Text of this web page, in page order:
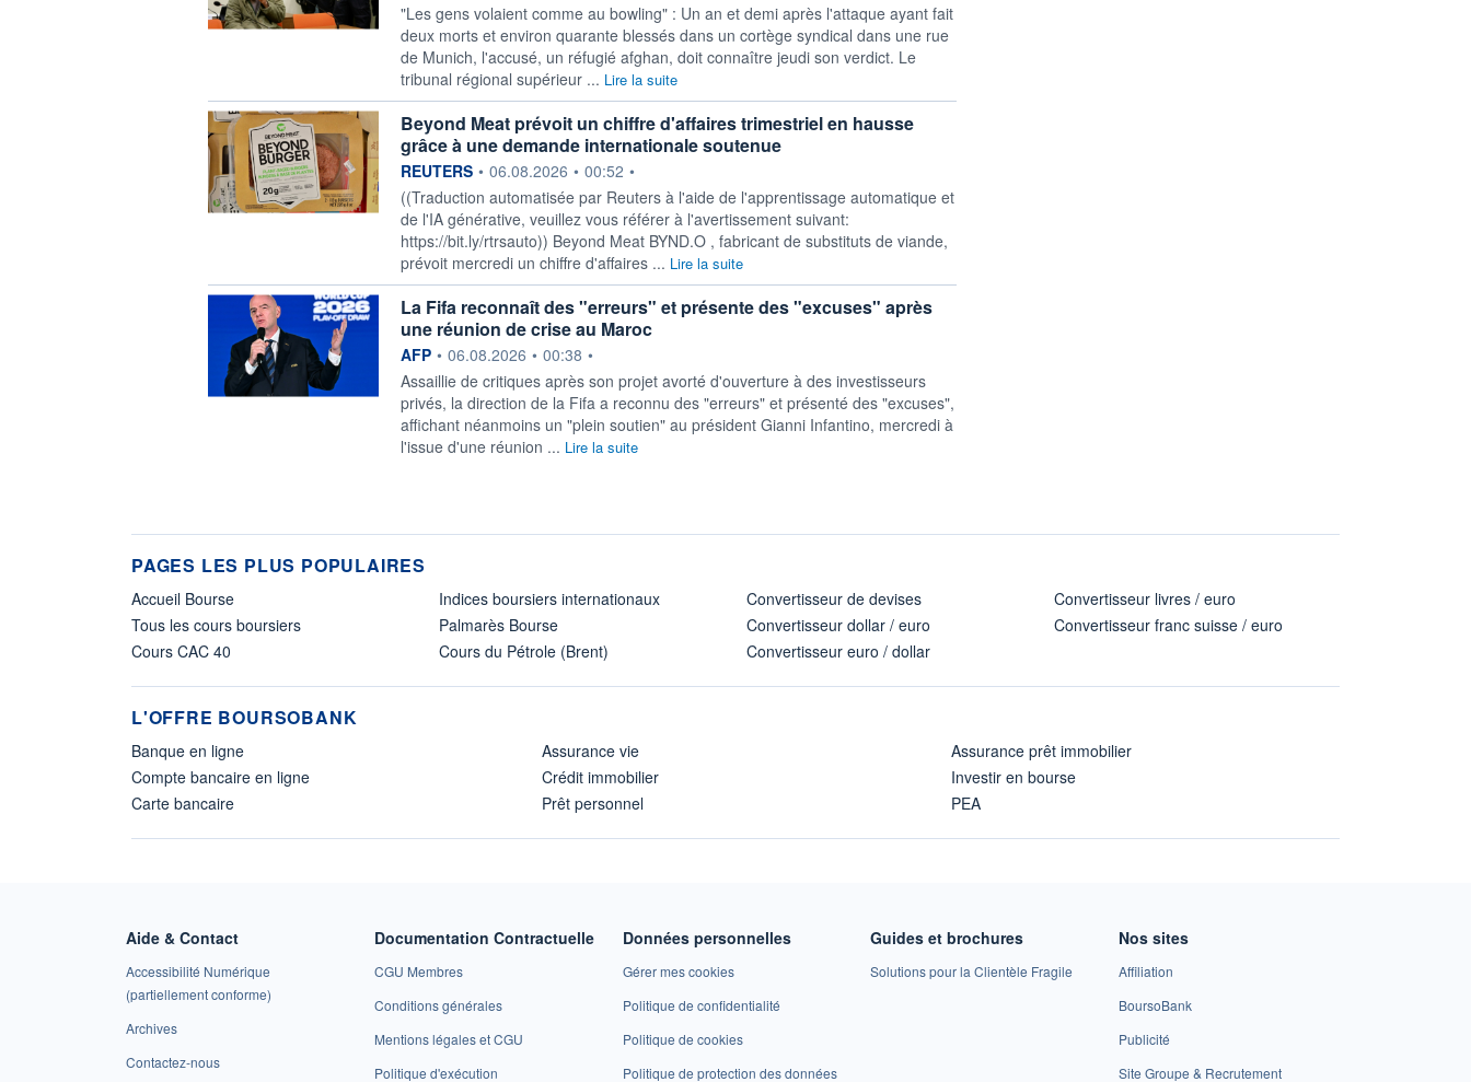
"Les gens volaient comme au bowling" : Un an et demi après l'attaque ayant fait
deux morts et environ quarante blessés dans un cortège syndical dans une rue
de Munich, l'accusé, un réfugié afghan, doit connaître jeudi son verdict. Le
tribunal régional supérieur ... Lire la suite
Beyond Meat prévoit un chiffre d'affaires trimestriel en hausse
grâce à une demande internationale soutenue
information fournie par
REUTERS • 06.08.2026 • 00:52 •
((Traduction automatisée par Reuters à l'aide de l'apprentissage automatique et
de l'IA générative, veuillez vous référer à l'avertissement suivant:
https://bit.ly/rtrsauto)) Beyond Meat BYND.O , fabricant de substituts de viande,
prévoit mercredi un chiffre d'affaires ... Lire la suite
La Fifa reconnaît des "erreurs" et présente des "excuses" après
une réunion de crise au Maroc
information fournie par
AFP • 06.08.2026 • 00:38 •
Assaillie de critiques après son projet avorté d'ouverture à des investisseurs
privés, la direction de la Fifa a reconnu des "erreurs" et présenté des "excuses",
affichant néanmoins un "plein soutien" au président Gianni Infantino, mercredi à
l'issue d'une réunion ... Lire la suite
PAGES LES PLUS POPULAIRES
Accueil Bourse
Tous les cours boursiers
Cours CAC 40
Indices boursiers internationaux
Palmarès Bourse
Cours du Pétrole (Brent)
Convertisseur de devises
Convertisseur dollar / euro
Convertisseur euro / dollar
Convertisseur livres / euro
Convertisseur franc suisse / euro
L'OFFRE BOURSOBANK
Banque en ligne
Compte bancaire en ligne
Carte bancaire
Assurance vie
Crédit immobilier
Prêt personnel
Assurance prêt immobilier
Investir en bourse
PEA
Aide & Contact
Accessibilité Numérique
(partiellement conforme)
Archives
Contactez-nous
Documentation Contractuelle
CGU Membres
Conditions générales
Mentions légales et CGU
Politique d'exécution
Données personnelles
Gérer mes cookies
Politique de confidentialité
Politique de cookies
Politique de protection des données
Guides et brochures
Solutions pour la Clientèle Fragile
Nos sites
Affiliation
BoursoBank
Publicité
Site Groupe & Recrutement